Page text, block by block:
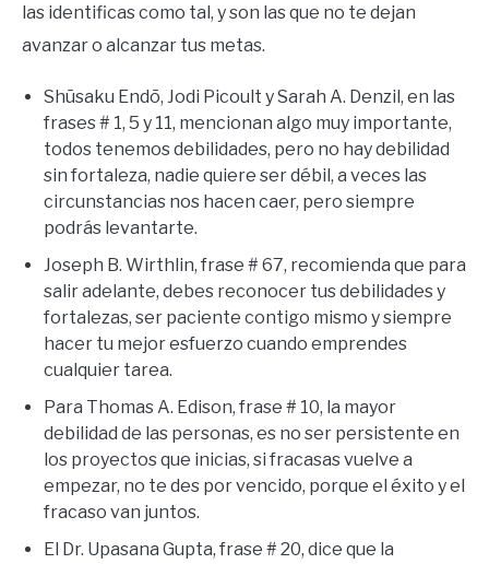
las identificas como tal, y son las que no te dejan
avanzar o alcanzar tus metas.
Shūsaku Endō, Jodi Picoult y Sarah A. Denzil, en las
frases # 1, 5 y 11, mencionan algo muy importante,
todos tenemos debilidades, pero no hay debilidad
sin fortaleza, nadie quiere ser débil, a veces las
circunstancias nos hacen caer, pero siempre
podrás levantarte.
Joseph B. Wirthlin, frase # 67, recomienda que para
salir adelante, debes reconocer tus debilidades y
fortalezas, ser paciente contigo mismo y siempre
hacer tu mejor esfuerzo cuando emprendes
cualquier tarea.
Para Thomas A. Edison, frase # 10, la mayor
debilidad de las personas, es no ser persistente en
los proyectos que inicias, si fracasas vuelve a
empezar, no te des por vencido, porque el éxito y el
fracaso van juntos.
El Dr. Upasana Gupta, frase # 20, dice que la